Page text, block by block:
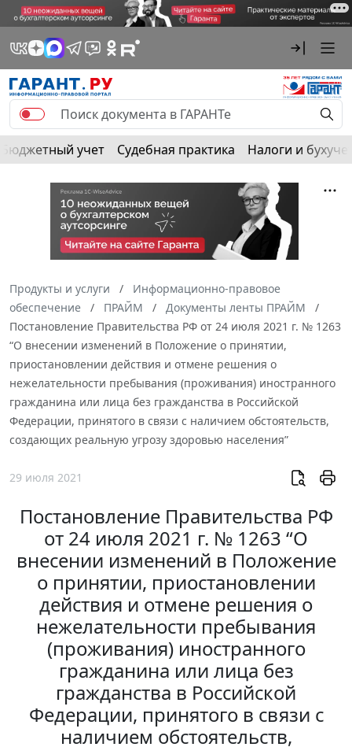
Бюджетный учет Судебная практика Налоги и
Продукты и услуги
Информационно-правовое
обеспечение
ПРАЙМ
Документы ленты ПРАЙМ
Постановление Правительства РФ от 24 июля 2021 г. № 1263
“О внесении изменений в Положение о принятии,
приостановлении действия и отмене решения о
нежелательности пребывания (проживания) иностранного
гражданина или лица без гражданства в Российской
Федерации, принятого в связи с наличием обстоятельств,
создающих реальную угрозу здоровью населения”
29 июля 2021
Постановление Правительства РФ
от 24 июля 2021 г. № 1263 “О
внесении изменений в Положение
о принятии, приостановлении
действия и отмене решения о
нежелательности пребывания
(проживания) иностранного
гражданина или лица без
гражданства в Российской
Федерации, принятого в связи с
наличием обстоятельств,